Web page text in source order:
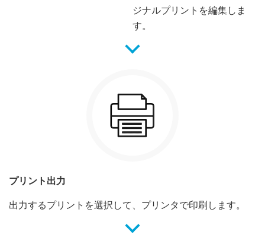
ジナルプリントを編集しま
す。
プリント出力
出力するプリントを選択して、プリンタで印刷します。